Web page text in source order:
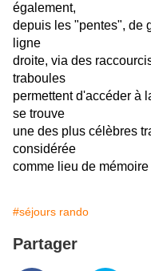
également,
depuis les "pentes", de
ligne
droite, via des
traboules
permettent d'accéder à
se trouve
une des plus célèbres
considérée
comme lieu de mémoire
#séjours rando
Partager